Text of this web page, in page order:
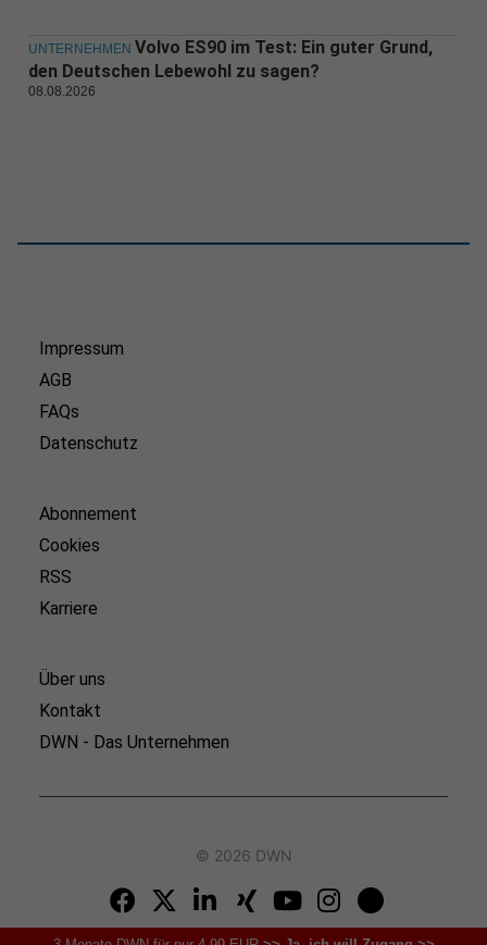
UNTERNEHMEN Volvo ES90 im Test: Ein guter Grund,
den Deutschen Lebewohl zu sagen?
08.08.2026
Impressum
AGB
FAQs
Datenschutz
Abonnement
Cookies
RSS
Karriere
Über uns
Kontakt
DWN - Das Unternehmen
© 2026 DWN